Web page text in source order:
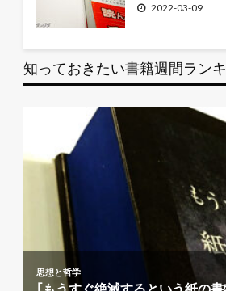
2022-03-09
知っておきたい書籍週間ラン